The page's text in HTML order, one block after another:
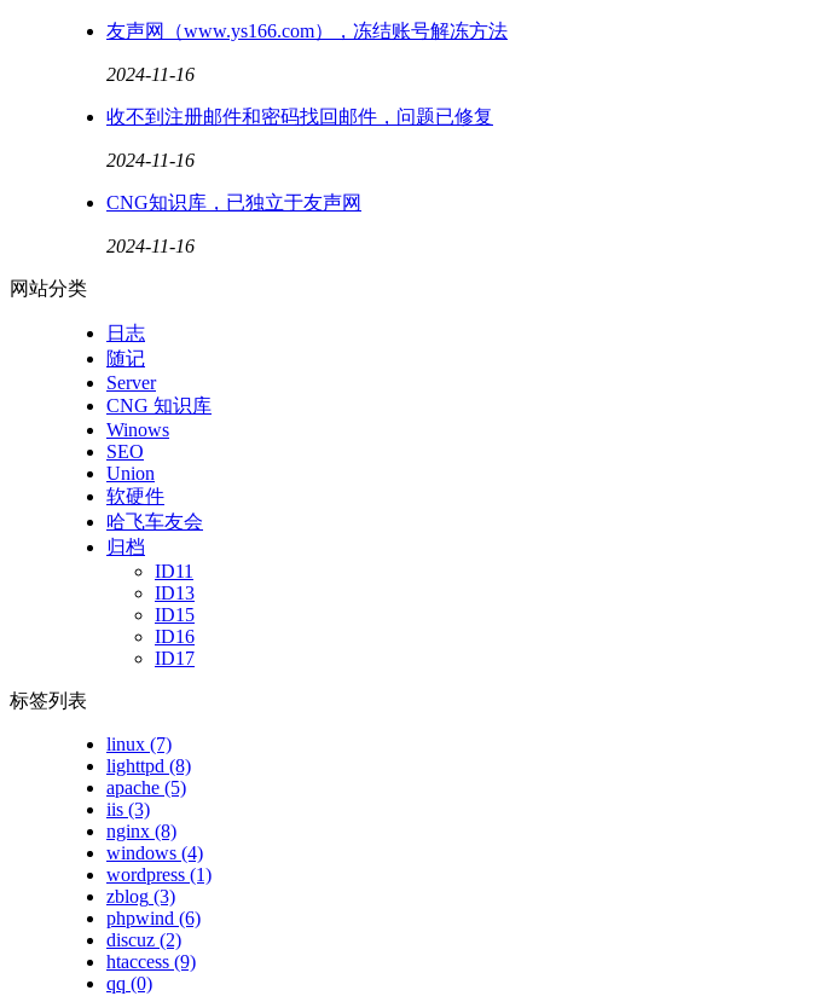
友声网（www.ys166.com），冻结账号解冻方法
2024-11-16
收不到注册邮件和密码找回邮件，问题已修复
2024-11-16
CNG知识库，已独立于友声网
2024-11-16
网站分类
日志
随记
Server
CNG 知识库
Winows
SEO
Union
软硬件
哈飞车友会
归档
ID11
ID13
ID15
ID16
ID17
标签列表
linux (7)
lighttpd (8)
apache (5)
iis (3)
nginx (8)
windows (4)
wordpress (1)
zblog (3)
phpwind (6)
discuz (2)
htaccess (9)
qq (0)